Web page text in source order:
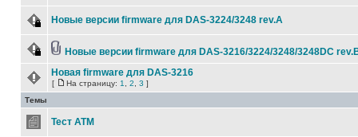
Новые версии firmware для DAS-3224/3248 rev.A
Новые версии firmware для DAS-3216/3224/3248/3248DC
Новая firmware для DAS-3216
[ На страницу: 1 2 3 ]
Темы
Тест ATM